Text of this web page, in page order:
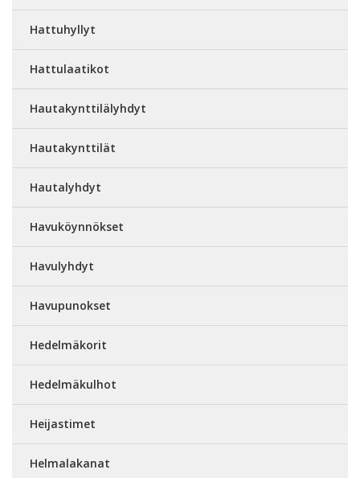
Hattuhyllyt
Hattulaatikot
Hautakynttilälyhdyt
Hautakynttilät
Hautalyhdyt
Havuköynnökset
Havulyhdyt
Havupunokset
Hedelmäkorit
Hedelmäkulhot
Heijastimet
Helmalakanat